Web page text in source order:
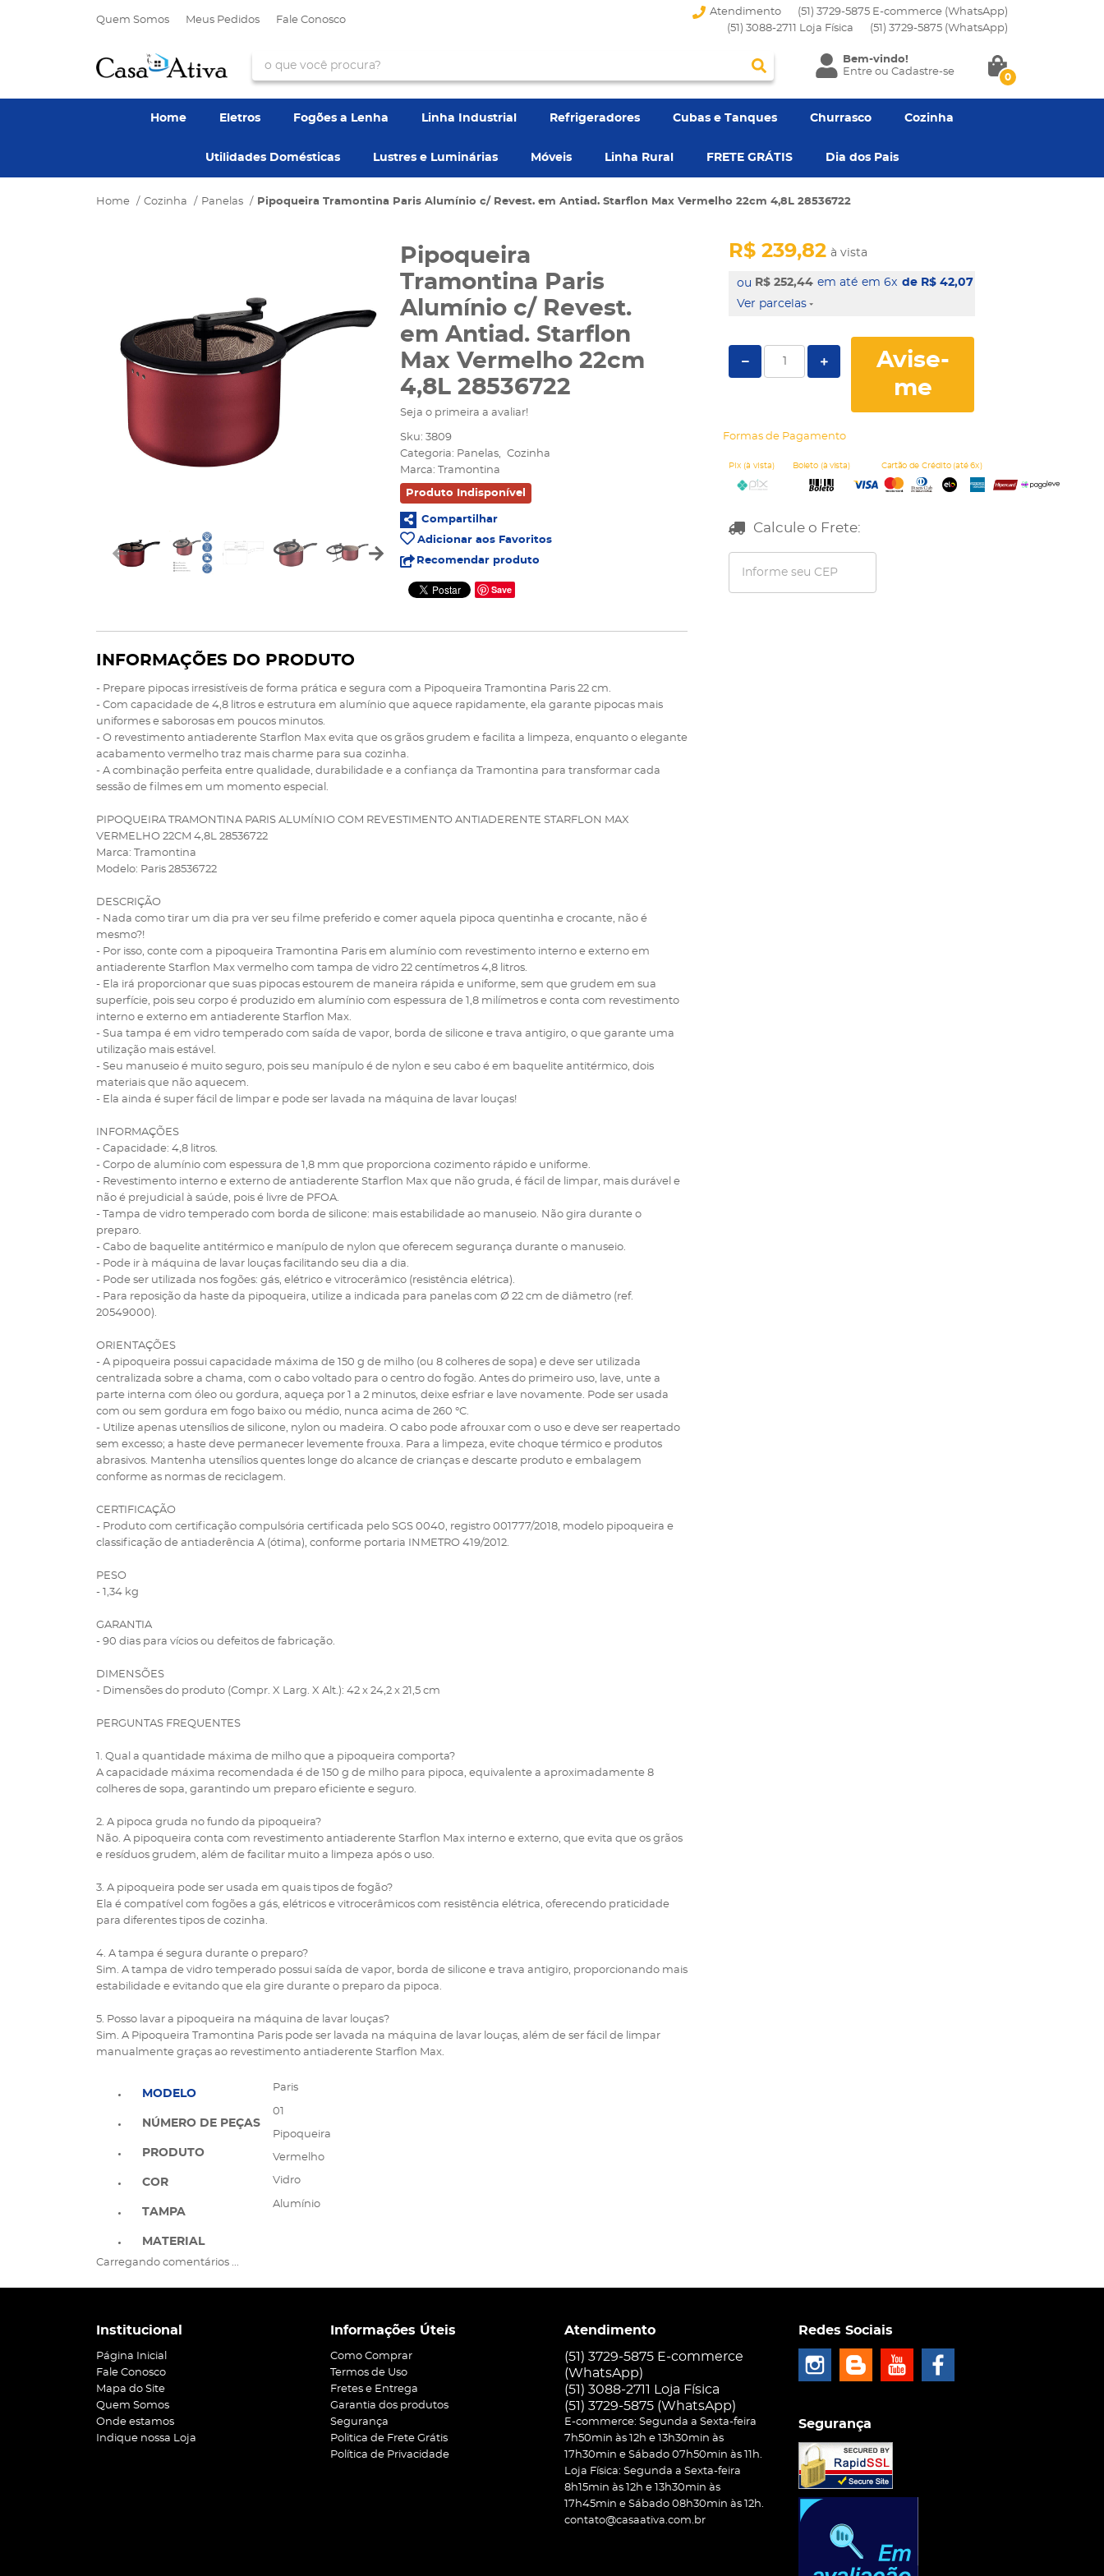
Quem Somos Meus Pedidos Fale Conosco
Atendimento
(51) 3729-5875 E-commerce (WhatsApp)
(51) 3088-2711 Loja Física
(51) 3729-5875 (WhatsApp)
Bem-vindo!
Entreou Cadastre-se 0
Home Eletros Fogões a Lenha Linha Industrial Refrigeradores Cubas e Tanques Churrasco Cozinha
Utilidades Domésticas Lustres e Luminárias Móveis Linha Rural FRETE GRÁTIS Dia dos Pais
Home Cozinha Panelas Pipoqueira Tramontina Paris Alumínio c/ Revest. em Antiad. Starflon Max Vermelho 22cm 4,8L 28536722
Pipoqueira
Tramontina Paris
Alumínio c/ Revest.
em Antiad. Starflon
Max Vermelho 22cm
4,8L 28536722
Seja o primeira a avaliar!
Sku: 3809
Categoria: Panelas
Cozinha
Marca: Tramontina
Produto Indisponível
Compartilhar
Adicionar aos Favoritos
Recomendar produto
Save
R$ 252,44
R$ 239,82 à vista
em 6x de R$ 42,07
Ver parcelas
Avise-
me
Formas de Pagamento
Calcule o Frete:
INFORMAÇÕES DO PRODUTO
- Prepare pipocas irresistíveis de forma prática e segura com a Pipoqueira Tramontina Paris 22 cm.
- Com capacidade de 4,8 litros e estrutura em alumínio que aquece rapidamente, ela garante pipocas mais
uniformes e saborosas em poucos minutos.
- O revestimento antiaderente Starflon Max evita que os grãos grudem e facilita a limpeza, enquanto o elegante
acabamento vermelho traz mais charme para sua cozinha.
- A combinação perfeita entre qualidade, durabilidade e a confiança da Tramontina para transformar cada
sessão de filmes em um momento especial.
PIPOQUEIRA TRAMONTINA PARIS ALUMÍNIO COM REVESTIMENTO ANTIADERENTE STARFLON MAX
VERMELHO 22CM 4,8L 28536722
Marca: Tramontina
Modelo: Paris 28536722
DESCRIÇÃO
- Nada como tirar um dia pra ver seu filme preferido e comer aquela pipoca quentinha e crocante, não é
mesmo?!
- Por isso, conte com a pipoqueira Tramontina Paris em alumínio com revestimento interno e externo em
antiaderente Starflon Max vermelho com tampa de vidro 22 centímetros 4,8 litros.
- Ela irá proporcionar que suas pipocas estourem de maneira rápida e uniforme, sem que grudem em sua
superfície, pois seu corpo é produzido em alumínio com espessura de 1,8 milímetros e conta com revestimento
interno e externo em antiaderente Starflon Max.
- Sua tampa é em vidro temperado com saída de vapor, borda de silicone e trava antigiro, o que garante uma
utilização mais estável.
- Seu manuseio é muito seguro, pois seu manípulo é de nylon e seu cabo é em baquelite antitérmico, dois
materiais que não aquecem.
- Ela ainda é super fácil de limpar e pode ser lavada na máquina de lavar louças!
INFORMAÇÕES
- Capacidade: 4,8 litros.
- Corpo de alumínio com espessura de 1,8 mm que proporciona cozimento rápido e uniforme.
- Revestimento interno e externo de antiaderente Starflon Max que não gruda, é fácil de limpar, mais durável e
não é prejudicial à saúde, pois é livre de PFOA.
- Tampa de vidro temperado com borda de silicone: mais estabilidade ao manuseio. Não gira durante o
preparo.
- Cabo de baquelite antitérmico e manípulo de nylon que oferecem segurança durante o manuseio.
- Pode ir à máquina de lavar louças facilitando seu dia a dia.
- Pode ser utilizada nos fogões: gás, elétrico e vitrocerâmico (resistência elétrica).
- Para reposição da haste da pipoqueira, utilize a indicada para panelas com Ø 22 cm de diâmetro (ref.
20549000).
ORIENTAÇÕES
- A pipoqueira possui capacidade máxima de 150 g de milho (ou 8 colheres de sopa) e deve ser utilizada
centralizada sobre a chama, com o cabo voltado para o centro do fogão. Antes do primeiro uso, lave, unte a
parte interna com óleo ou gordura, aqueça por 1 a 2 minutos, deixe esfriar e lave novamente. Pode ser usada
com ou sem gordura em fogo baixo ou médio, nunca acima de 260 °C.
- Utilize apenas utensílios de silicone, nylon ou madeira. O cabo pode afrouxar com o uso e deve ser reapertado
sem excesso; a haste deve permanecer levemente frouxa. Para a limpeza, evite choque térmico e produtos
abrasivos. Mantenha utensílios quentes longe do alcance de crianças e descarte produto e embalagem
conforme as normas de reciclagem.
CERTIFICAÇÃO
- Produto com certificação compulsória certificada pelo SGS 0040, registro 001777/2018, modelo pipoqueira e
classificação de antiaderência A (ótima), conforme portaria INMETRO 419/2012.
PESO
- 1,34 kg
GARANTIA
- 90 dias para vícios ou defeitos de fabricação.
DIMENSÕES
- Dimensões do produto (Compr. X Larg. X Alt.): 42 x 24,2 x 21,5 cm
PERGUNTAS FREQUENTES
1. Qual a quantidade máxima de milho que a pipoqueira comporta?
A capacidade máxima recomendada é de 150 g de milho para pipoca, equivalente a aproximadamente 8
colheres de sopa, garantindo um preparo eficiente e seguro.
2. A pipoca gruda no fundo da pipoqueira?
Não. A pipoqueira conta com revestimento antiaderente Starflon Max interno e externo, que evita que os grãos
e resíduos grudem, além de facilitar muito a limpeza após o uso.
3. A pipoqueira pode ser usada em quais tipos de fogão?
Ela é compatível com fogões a gás, elétricos e vitrocerâmicos com resistência elétrica, oferecendo praticidade
para diferentes tipos de cozinha.
4. A tampa é segura durante o preparo?
Sim. A tampa de vidro temperado possui saída de vapor, borda de silicone e trava antigiro, proporcionando mais
estabilidade e evitando que ela gire durante o preparo da pipoca.
5. Posso lavar a pipoqueira na máquina de lavar louças?
Sim. A Pipoqueira Tramontina Paris pode ser lavada na máquina de lavar louças, além de ser fácil de limpar
manualmente graças ao revestimento antiaderente Starflon Max.
MODELO
NÚMERO DE PEÇAS
PRODUTO
COR
TAMPA
MATERIAL
Paris
01
Pipoqueira
Vermelho
Vidro
Alumínio
Carregando comentários ...
Institucional
Página Inicial
Fale Conosco
Mapa do Site
Quem Somos
Onde estamos
Indique nossa Loja
Informações Úteis
Como Comprar
Termos de Uso
Fretes e Entrega
Garantia dos produtos
Segurança
Politica de Frete Grátis
Política de Privacidade
Atendimento
(51) 3729-5875 E-commerce
(WhatsApp)
(51) 3088-2711 Loja Física
(51) 3729-5875 (WhatsApp)
E-commerce: Segunda a Sexta-feira
7h50min às 12h e 13h30min às
17h30min e Sábado 07h50min às 11h.
Loja Física: Segunda a Sexta-feira
8h15min às 12h e 13h30min às
17h45min e Sábado 08h30min às 12h.
contato@casaativa.com.br
Redes Sociais
Segurança